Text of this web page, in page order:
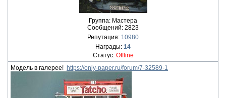
Группа: Мастера
Сообщений: 2823
Репутация: 10980
Награды: 14
Статус: Offline
Модель в галерее! https://only-paper.ru/forum/7-32589-1